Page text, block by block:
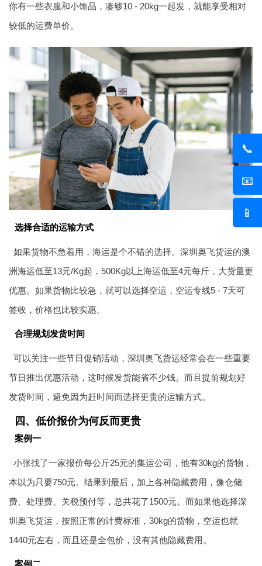
📞
📧
📱
你有一些衣服和小饰品，凑够10 - 20kg一起发，就能享受相对
较低的运费单价。
选择合适的运输方式
如果货物不急着用，海运是个不错的选择。深圳奥飞货运的澳
洲海运低至13元/Kg起，500Kg以上海运低至4元每斤，大货量更
优惠。如果货物比较急，就可以选择空运，空运专线5 - 7天可
签收，价格也比较实惠。
合理规划发货时间
可以关注一些节日促销活动，深圳奥飞货运经常会在一些重要
节日推出优惠活动，这时候发货能省不少钱。而且提前规划好
发货时间，避免因为赶时间而选择更贵的运输方式。
四、低价报价为何反而更贵
案例一
小张找了一家报价每公斤25元的集运公司，他有30kg的货物，
本以为只要750元。结果到最后，加上各种隐藏费用，像仓储
费、处理费、关税预付等，总共花了1500元。而如果他选择深
圳奥飞货运，按照正常的计费标准，30kg的货物，空运也就
1440元左右，而且还是全包价，没有其他隐藏费用。
案例二